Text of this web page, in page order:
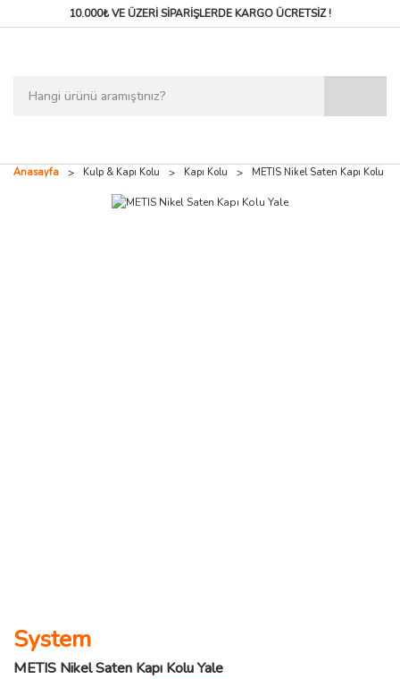
10.000₺ VE ÜZERİ SİPARİŞLERDEKARGO ÜCRETSİZ !
Anasayfa Kulp & Kapı Kolu Kapı Kolu METIS Nikel Saten Kapı Kolu
System
METIS Nikel Saten Kapı Kolu Yale